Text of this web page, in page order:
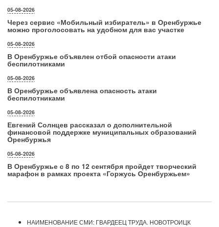
05-08-2026
Через сервис «Мобильный избиратель» в Оренбуржье
можно проголосовать на удобном для вас участке
05-08-2026
В Оренбуржье объявлен отбой опасности атаки
беспилотниками
05-08-2026
В Оренбуржье объявлена опасность атаки
беспилотниками
05-08-2026
Евгений Солнцев рассказал о дополнительной
финансовой поддержке муниципальных образований
Оренбуржья
05-08-2026
В Оренбуржье с 8 по 12 сентября пройдет творческий
марафон в рамках проекта «Горжусь Оренбуржьем»
НАИМЕНОВАНИЕ СМИ: ГВАРДЕЕЦ ТРУДА. НОВОТРОИЦК